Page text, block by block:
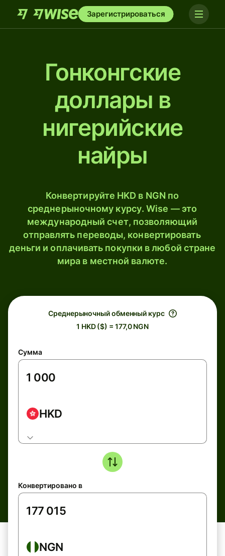
Зарегистрироваться
Гонконгские
доллары в
нигерийские
найры
Конвертируйте HKD в NGN по
среднерыночному курсу. Wise — это
международный счет, позволяющий
отправлять переводы, конвертировать
деньги и оплачивать покупки в любой стране
мира в местной валюте.
Среднерыночный обменный курс
1 HKD ($) = 177,0 NGN
Сумма
HKD
Конвертировано в
NGN